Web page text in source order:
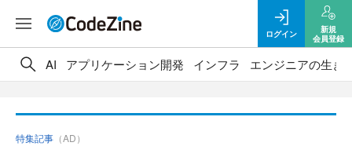
ログイン
新規
会員登録
AI アプリケーション開発 インフラ エンジニアの生き
特集記事 （AD）